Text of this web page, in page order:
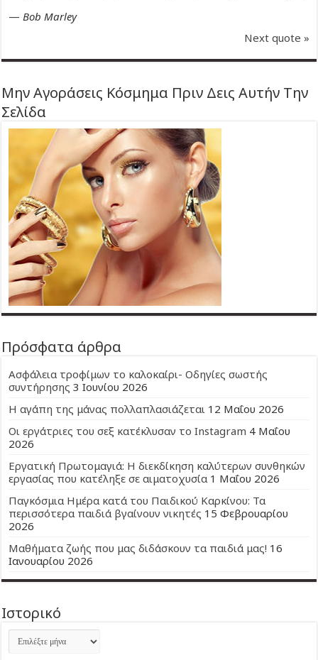
—Bob Marley
Next quote »
Μην Αγοράσεις Κόσμημα Πριν Δεις Αυτήν Την
Σελίδα
Πρόσφατα άρθρα
Ασφάλεια τροφίμων το καλοκαίρι- Οδηγίες σωστής
συντήρησης 3 Ιουνίου 2026
Η αγάπη της μάνας πολλαπλασιάζεται 12 Μαΐου 2026
Οι εργάτριες του σεξ κατέκλυσαν το Instagram 4 Μαΐου
2026
Εργατική Πρωτομαγιά: Η διεκδίκηση καλύτερων συνθηκών
εργασίας που κατέληξε σε αιματοχυσία 1 Μαΐου 2026
Παγκόσμια Ημέρα κατά του Παιδικού Καρκίνου: Τα
περισσότερα παιδιά βγαίνουν νικητές 15 Φεβρουαρίου
2026
Μαθήματα ζωής που μας διδάσκουν τα παιδιά μας! 16
Ιανουαρίου 2026
Ιστορικό
Ιστορικό